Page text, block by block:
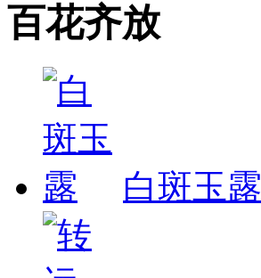
百花齐放
白斑玉露